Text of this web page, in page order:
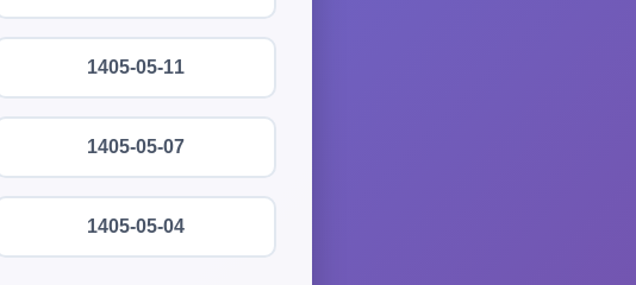
1405-05-11
1405-05-07
1405-05-04